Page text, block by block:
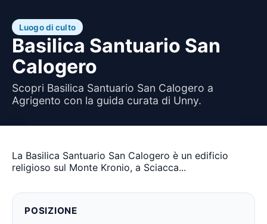
Luogo di culto
Basilica Santuario San
Calogero
Scopri Basilica Santuario San Calogero a
Agrigento con la guida curata di Unny.
La Basilica Santuario San Calogero è un edificio
religioso sul Monte Kronio, a Sciacca...
POSIZIONE